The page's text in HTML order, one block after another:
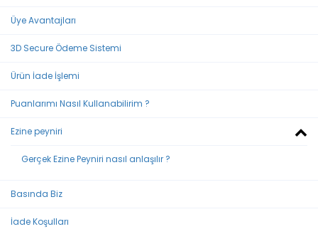
Üye Avantajları
3D Secure Ödeme Sistemi
Ürün İade İşlemi
Puanlarımı Nasıl Kullanabilirim ?
Ezine peyniri
Gerçek Ezine Peyniri nasıl anlaşılır ?
Basında Biz
İade Koşulları